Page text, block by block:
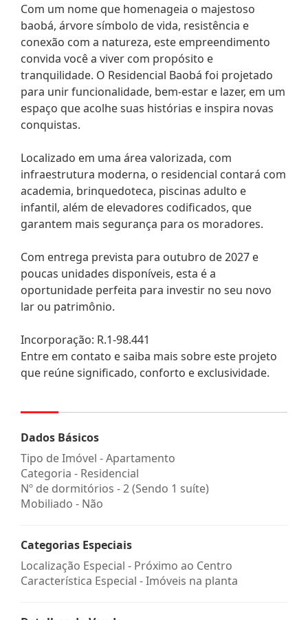
Com um nome que homenageia o majestoso
baobá, árvore símbolo de vida, resistência e
conexão com a natureza, este empreendimento
convida você a viver com propósito e
tranquilidade. O Residencial Baobá foi projetado
para unir funcionalidade, bem-estar e lazer, em um
espaço que acolhe suas histórias e inspira novas
conquistas.
Localizado em uma área valorizada, com
infraestrutura moderna, o residencial contará com
academia, brinquedoteca, piscinas adulto e
infantil, além de elevadores codificados, que
garantem mais segurança para os moradores.
Com entrega prevista para outubro de 2027 e
poucas unidades disponíveis, esta é a
oportunidade perfeita para investir no seu novo
lar ou patrimônio.
Incorporação: R.1-98.441
Entre em contato e saiba mais sobre este projeto
que reúne significado, conforto e exclusividade.
Dados Básicos
Tipo de Imóvel - Apartamento
Categoria - Residencial
Nº de dormitórios - 2 (Sendo 1 suíte)
Mobiliado - Não
Categorias Especiais
Localização Especial - Próximo ao Centro
Característica Especial - Imóveis na planta